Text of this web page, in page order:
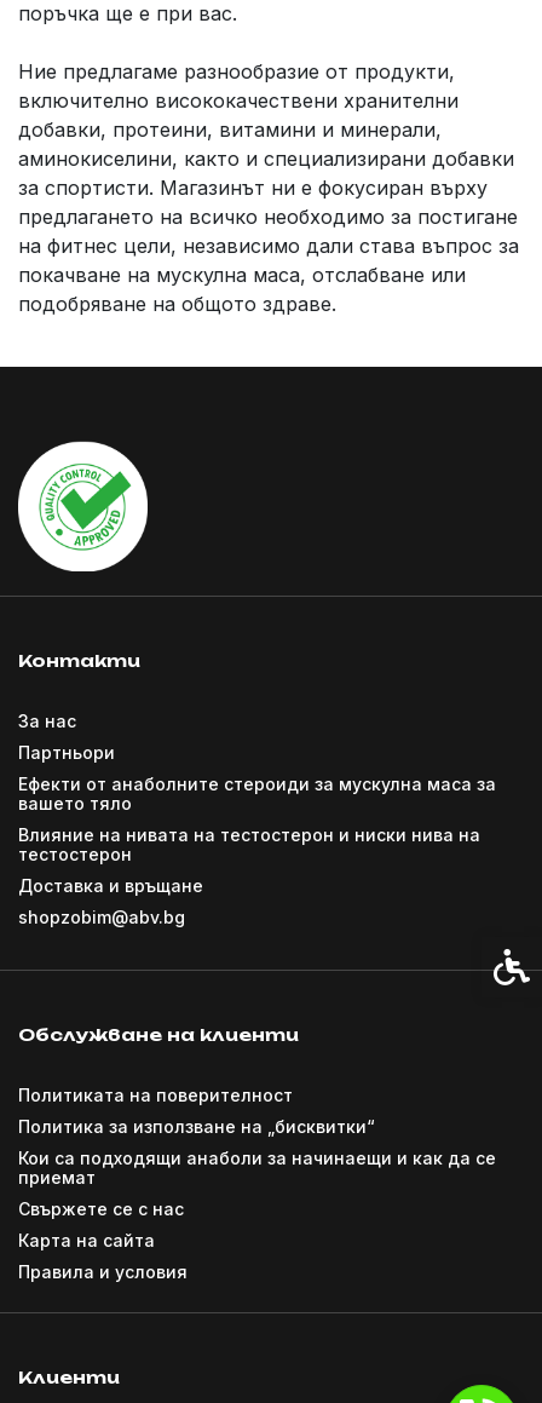
поръчка ще е при вас.
Ние предлагаме разнообразие от продукти,
включително висококачествени хранителни
добавки, протеини, витамини и минерали,
аминокиселини, както и специализирани добавки
за спортисти. Магазинът ни е фокусиран върху
предлагането на всичко необходимо за постигане
на фитнес цели, независимо дали става въпрос за
покачване на мускулна маса, отслабване или
подобряване на общото здраве.
Контакти
За нас
Партньори
Ефекти от анаболните стероиди за мускулна маса за
вашето тяло
Влияние на нивата на тестостерон и ниски нива на
тестостерон
Доставка и връщане
shopzobim@abv.bg
Обслужване на клиенти
Политиката на поверителност
Политика за използване на „бисквитки“
Кои са подходящи анаболи за начинаещи и как да се
приемат
Свържете се с нас
Карта на сайта
Правила и условия
Клиенти